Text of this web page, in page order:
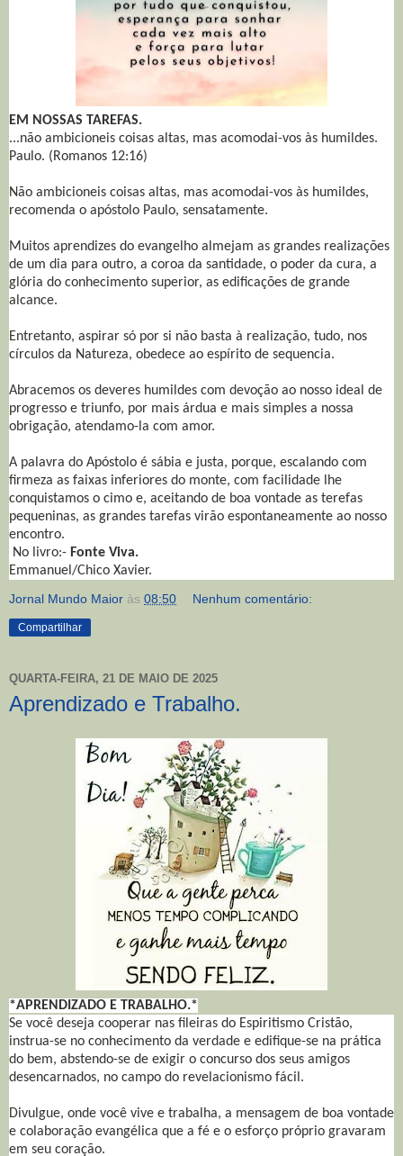
EM NOSSAS TAREFAS.
...não ambicioneis coisas altas, mas acomodai-vos às humildes.
Paulo. (Romanos 12:16)
Não ambicioneis coisas altas, mas acomodai-vos às humildes,
recomenda o apóstolo Paulo, sensatamente.
Muitos aprendizes do evangelho almejam as grandes realizações
de um dia para outro, a coroa da santidade, o poder da cura, a
glória do conhecimento superior, as edificações de grande
alcance.
Entretanto, aspirar só por si não basta à realização, tudo, nos
círculos da Natureza, obedece ao espírito de sequencia.
Abracemos os deveres humildes com devoção ao nosso ideal de
progresso e triunfo, por mais árdua e mais simples a nossa
obrigação, atendamo-la com amor.
A palavra do Apóstolo é sábia e justa, porque, escalando com
firmeza as faixas inferiores do monte, com facilidade lhe
conquistamos o cimo e, aceitando de boa vontade as terefas
pequeninas, as grandes tarefas virão espontaneamente ao nosso
encontro.
No livro:- Fonte Viva.
Emmanuel/Chico Xavier.
Jornal Mundo Maior às 08:50 Nenhum comentário:
Compartilhar
QUARTA-FEIRA, 21 DE MAIO DE 2025
Aprendizado e Trabalho.
*APRENDIZADO E TRABALHO.*
Se você deseja cooperar nas fileiras do Espiritismo Cristão,
instrua-se no conhecimento da verdade e edifique-se na prática
do bem, abstendo-se de exigir o concurso dos seus amigos
desencarnados, no campo do revelacionismo fácil.
Divulgue, onde você vive e trabalha, a mensagem de boa vontade
e colaboração evangélica que a fé e o esforço próprio gravaram
em seu coração.